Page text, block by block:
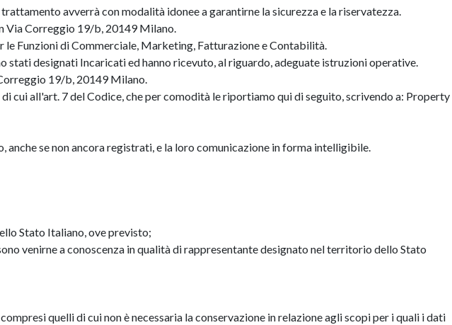
avverrà con modalità idonee a garantirne la sicurezza e la riservatezza.
Via Correggio 19/b, 20149 Milano.
Funzioni di Commerciale, Marketing, Fatturazione e Contabilità.
designati Incaricati ed hanno ricevuto, al riguardo, adeguate istruzioni operative.
19/b, 20149 Milano.
all'art. 7 del Codice, che per comodità le riportiamo qui di seguito, scrivendo a: Property
se non ancora registrati, e la loro comunicazione in forma intelligibile.
Stato Italiano, ove previsto;
venirne a conoscenza in qualità di rappresentante designato nel territorio dello Stato
quelli di cui non è necessaria la conservazione in relazione agli scopi per i quali i dati